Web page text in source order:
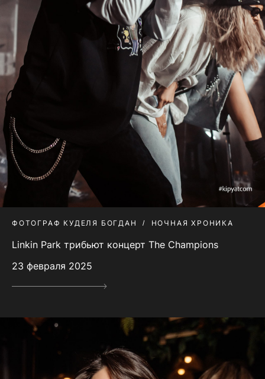
ФОТОГРАФ КУДЕЛЯ БОГДАН НОЧНАЯ ХРОНИКА
Linkin Park трибьют концерт The Champions
23 февраля 2025